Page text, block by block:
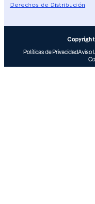
Derechos de Distribución
Políticas de PrivacidadAviso